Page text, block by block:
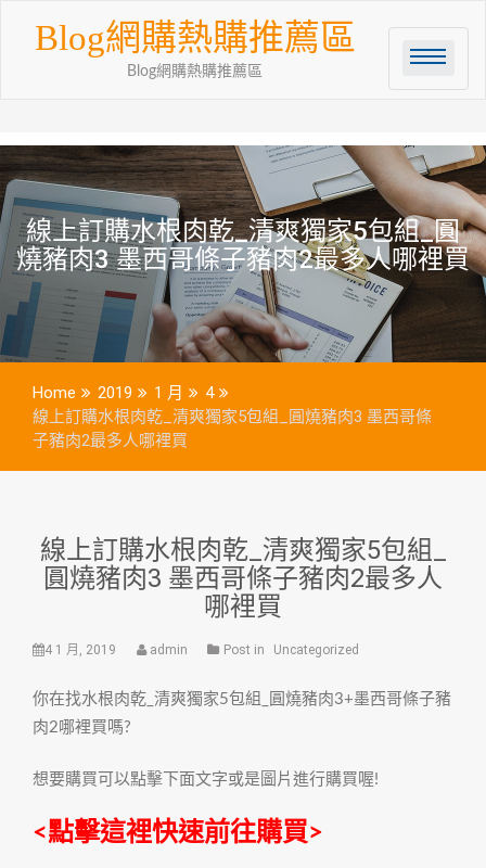
Blog網購熱購推薦區
Blog網購熱購推薦區
線上訂購水根肉乾_清爽獨家5包組_圓
燒豬肉3 墨西哥條子豬肉2最多人哪裡買
Home 2019 1 月
4
線上訂購水根肉乾_清爽獨家5包組_圓燒豬肉3 墨西哥條
子豬肉2最多人哪裡買
線上訂購水根肉乾_清爽獨家5包組_
圓燒豬肉3 墨西哥條子豬肉2最多人
哪裡買
4 1 月, 2019 admin Post in Uncategorized
你在找水根肉乾_清爽獨家5包組_圓燒豬肉3+墨西哥條子豬
肉2哪裡買嗎?
想要購買可以點擊下面文字或是圖片進行購買喔!
<點擊這裡快速前往購買>